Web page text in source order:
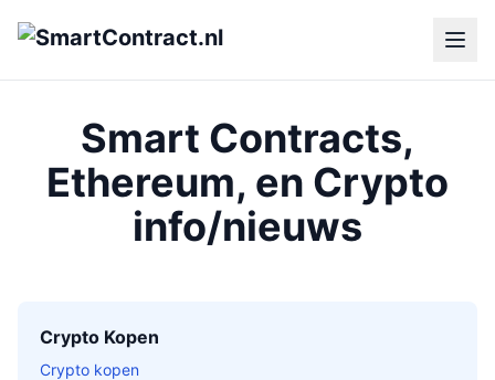
Smart Contracts,
Ethereum, en Crypto
info/nieuws
Crypto Kopen
Crypto kopen